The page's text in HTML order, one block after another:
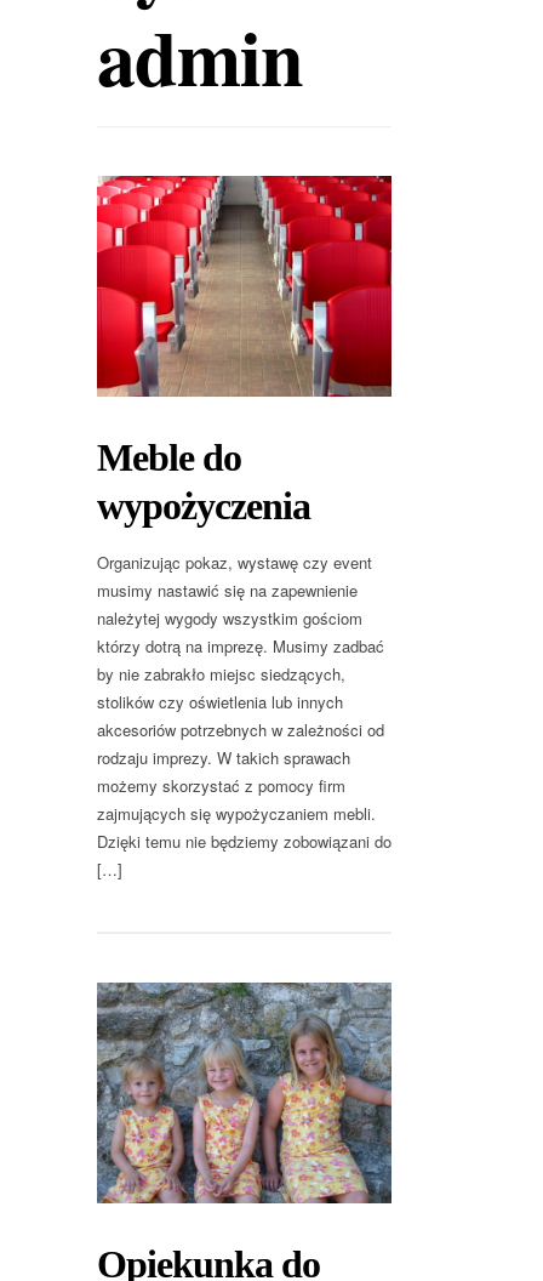
admin
Meble do
wypożyczenia
Organizując pokaz, wystawę czy event
musimy nastawić się na zapewnienie
należytej wygody wszystkim gościom
którzy dotrą na imprezę. Musimy zadbać
by nie zabrakło miejsc siedzących,
stolików czy oświetlenia lub innych
akcesoriów potrzebnych w zależności od
rodzaju imprezy. W takich sprawach
możemy skorzystać z pomocy firm
zajmujących się wypożyczaniem mebli.
Dzięki temu nie będziemy zobowiązani do
[…]
Opiekunka do